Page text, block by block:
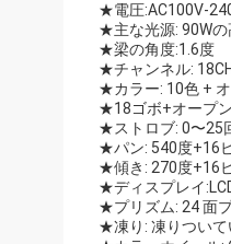
★電圧:AC100V-
★主な光源: 90W
★梁の角度:1.6度
★チャンネル:
★カラー: 10色 +
★18ゴボ+オープン
★ストロブ: 0〜25
★パン: 540度+16
★傾き: 270度+16
★ディスプレイ
★プリズム: 24 面
★凍り: 凍りついて